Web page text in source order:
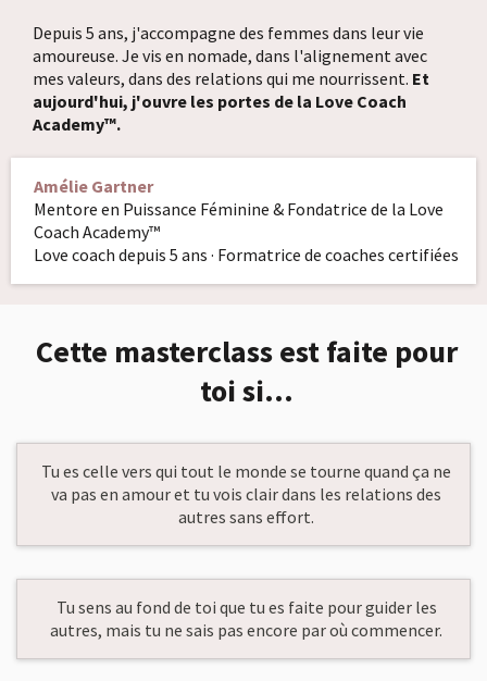
Depuis 5 ans, j'accompagne des femmes dans leur vie
amoureuse. Je vis en nomade, dans l'alignement avec
mes valeurs, dans des relations qui me nourrissent. Et
aujourd'hui, j'ouvre les portes de la Love Coach
Academy™.
Amélie Gartner
Mentore en Puissance Féminine & Fondatrice de la Love
Coach Academy™
Love coach depuis 5 ans · Formatrice de coaches certifiées
Cette masterclass est faite pour
toi si…
Tu es celle vers qui tout le monde se tourne quand ça ne
va pas en amour et tu vois clair dans les relations des
autres sans effort.
Tu sens au fond de toi que tu es faite pour guider les
autres, mais tu ne sais pas encore par où commencer.